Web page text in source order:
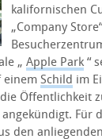
kalifornischen
„Company
„Apple Park “
einemSchild im
Öffentlichkeit
Für
den